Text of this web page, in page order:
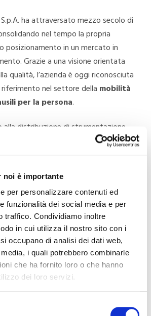
noi è importante
per personalizzare contenuti ed
funzionalità dei social media e per
traffico. Condividiamo inoltre
in cui utilizza il nostro sito con i
occupano di analisi dei dati web,
i quali potrebbero combinarle
che ha fornito loro o che hanno
dei loro servizi.
ha attraversato mezzo secolo di
nel tempo la propria
posizionamento in un mercato in
Grazie a una visione orientata
qualità, l’azienda è oggi riconosciuta
nel settore della mobilità
per la persona.
alla distribuzione di strumentazione
avviata con un camioncino
al 2026, con un
ausili per anziani e delle persone
le origini di
nella storia
medicali e della
50 anni fa per rispondere a